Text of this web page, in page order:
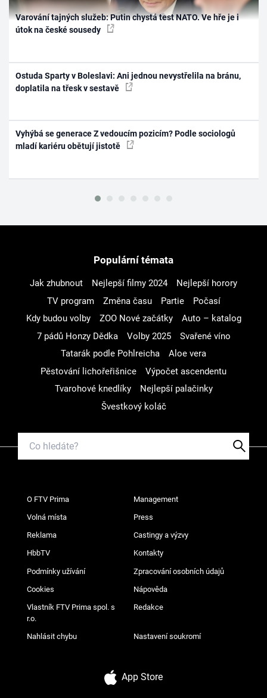
Varování tajných služeb: Putin chystá test NATO. Ve hře je i
útok na české sousedy
Ostuda Sparty v Boleslavi: Ani jednou nevystřelila na bránu,
doplatila na třesk v sestavě
Vyhýbá se generace Z vedoucím pozicím? Podle sociologů
mladí kariéru obětují jistotě
Populární témata
Jak zhubnout Nejlepší filmy 2024
Nejlepší horory
TV program
Změna času Partie
Počasí
Kdy budou volby
ZOO Nové začátky
Auto – katalog
7 pádů Honzy Dědka
Volby 2025
Svařené víno
Tatarák podle Pohlreicha
Aloe vera
Pěstování lichořeřišnice
Výpočet ascendentu
Tvarohové knedlíky
Nejlepší palačinky
Švestkový koláč
O FTV Prima Management
Volná místa Press
Reklama Castingy a výzvy
HbbTV Kontakty
Podmínky užívání Zpracování osobních údajů
Cookies Nápověda
Vlastník FTV Prima spol. s
r.o.
Redakce
Nahlásit chybu Nastavení soukromí
App Store